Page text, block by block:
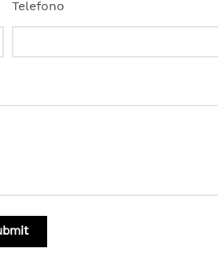
Telefono